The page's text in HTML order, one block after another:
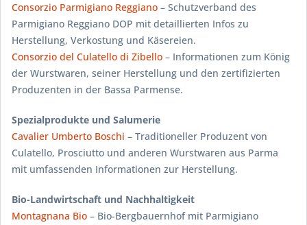
Consorzio Parmigiano Reggiano – Schutzverband des
Parmigiano Reggiano DOP mit detaillierten Infos zu
Herstellung, Verkostung und Käsereien.
Consorzio del Culatello di Zibello – Informationen zum König
der Wurstwaren, seiner Herstellung und den zertifizierten
Produzenten in der Bassa Parmense.
Spezialprodukte und Salumerie
Cavalier Umberto Boschi – Traditioneller Produzent von
Culatello, Prosciutto und anderen Wurstwaren aus Parma
mit umfassenden Informationen zur Herstellung.
Bio-Landwirtschaft und Nachhaltigkeit
Montagnana Bio – Bio-Bergbauernhof mit Parmigiano